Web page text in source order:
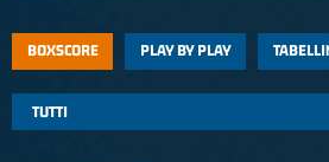
BOXSCORE PLAY BY PLAY